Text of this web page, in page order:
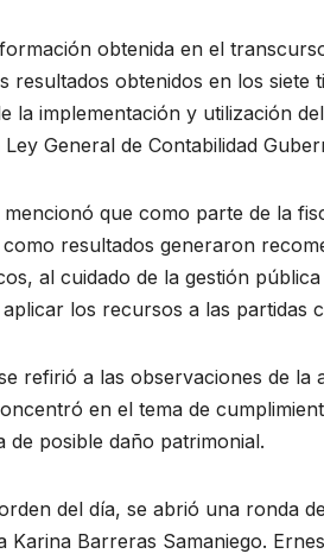
obtenida en el
resultados obtenidos en los
la implementación y utilización
General de Contabilidad
que como parte de la
resultados generaron
al cuidado de la gestión
los recursos a las partidas
refirió a las observaciones de
en el tema de
de posible daño patrimonial.
del día, se abrió una ronda
Karina Barreras Samaniego.